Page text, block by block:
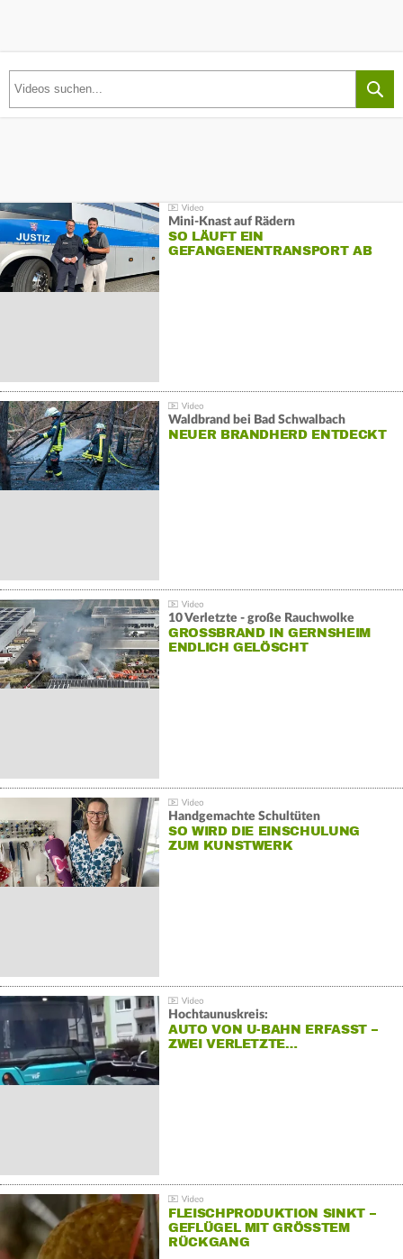
Mini-Knast auf Rädern
SO LÄUFT EIN
GEFANGENENTRANSPORT AB
Waldbrand bei Bad Schwalbach
NEUER BRANDHERD ENTDECKT
10 Verletzte - große Rauchwolke
GROSSBRAND IN GERNSHEIM E
NDLICH GELÖSCHT
Handgemachte Schultüten
SO WIRD DIE EINSCHULUNG
ZUM KUNSTWERK
Hochtaunuskreis:
AUTO VON U-BAHN ERFASST –
ZWEI VERLETZTE…
FLEISCHPRODUKTION SINKT –
GEFLÜGEL MIT GRÖSSTEM R
ÜCKGANG